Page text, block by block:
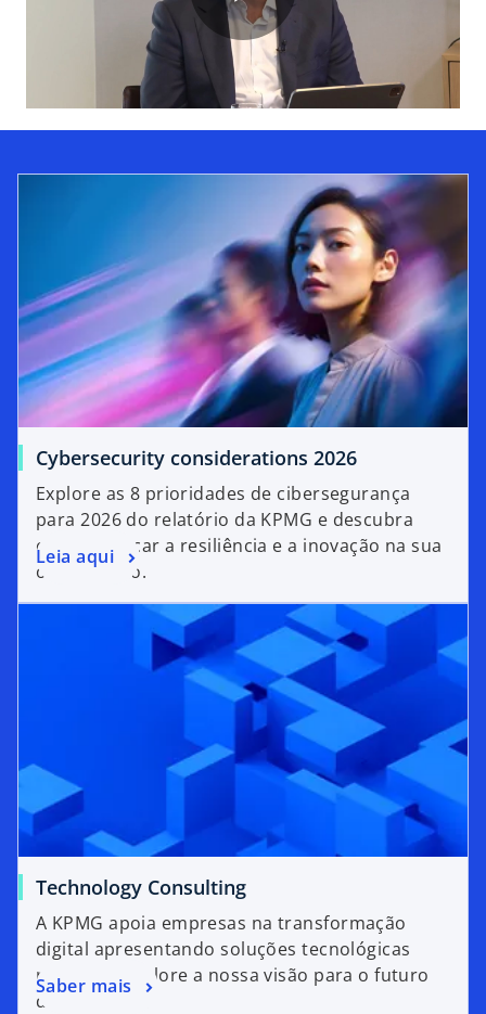
P
l
a
y
V
i
d
e
o
Cybersecurity considerations 2026
Explore as 8 prioridades de cibersegurança
para 2026 do relatório da KPMG e descubra
como reforçar a resiliência e a inovação na sua
organização.
Leia aqui
Technology Consulting
A KPMG apoia empresas na transformação
digital apresentando soluções tecnológicas
robustas. Explore a nossa visão para o futuro
digital.
Saber mais